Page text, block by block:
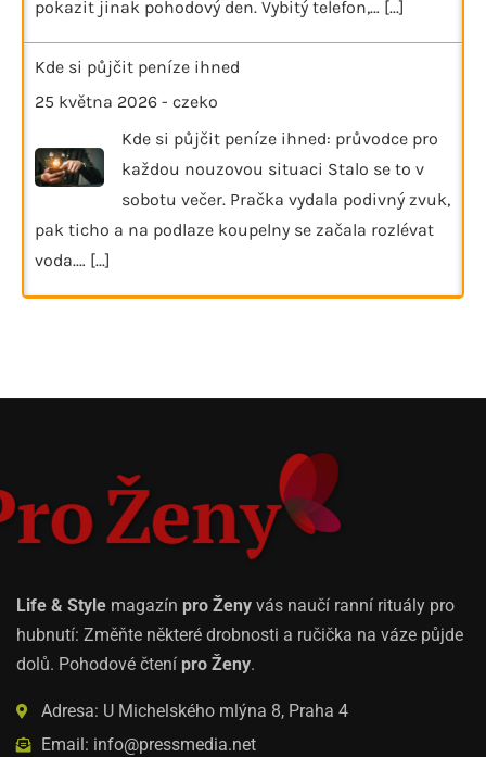
pokazit jinak pohodový den. Vybitý telefon,… [...]
Kde si půjčit peníze ihned
25 května 2026 - czeko
Kde si půjčit peníze ihned: průvodce pro
každou nouzovou situaci Stalo se to v
sobotu večer. Pračka vydala podivný zvuk,
pak ticho a na podlaze koupelny se začala rozlévat
voda.… [...]
Life & Style magazín pro Ženy vás naučí ranní rituály pro
hubnutí: Změňte některé drobnosti a ručička na váze půjde
dolů. Pohodové čtení pro Ženy.
Adresa: U Michelského mlýna 8, Praha 4
Email: info@pressmedia.net